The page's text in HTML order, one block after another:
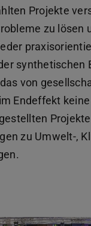
Projekte
zu lösen
synthetischen
von
Endeffekt
zu Umwelt-,